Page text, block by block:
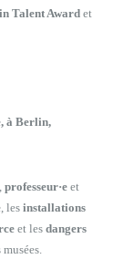
Talent Award et
à Berlin,
professeur·e et
, les installations
et les dangers